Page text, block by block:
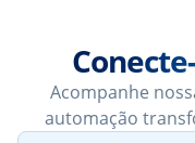
Acompanhe
automação